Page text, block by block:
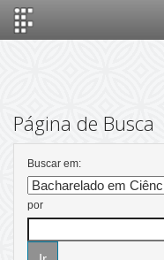
Página de Busca
Buscar em:
por